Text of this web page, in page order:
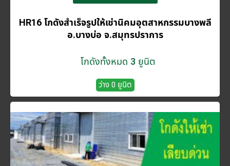
HR16 โกดังสำเร็จรูปให้เช่านิคมอุตสาหกรรมบางพลี
อ.บางบ่อ จ.สมุทรปราการ
โกดังทั้งหมด 3 ยูนิต
ว่าง 0 ยูนิต